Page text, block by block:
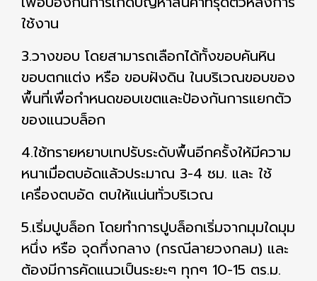
ใช้งาน
3.วางขอบ โดยสามารถเลือกได้ทั้งขอบคันหิน
ขอบตกแต่ง หรือ ขอบฝังดิน ในบริเวณขอบของ
พื้นที่เพื่อกำหนดขอบเขตและป้องกันการแยกตัว
ของแนวบล็อก
4.ใช้ทรายหยาบเทปรับระดับพื้นอีกครั้งให้มีความ
หนาเมื่อตบอัดแล้วประมาณ 3-4 ซม. และ ใช้
เครื่องตบอัด ตบให้แน่นทั่วบริเวณ
5.เริ่มปูบล็อก โดยทำการปูบล็อกเริ่มจากมุมใดมุม
หนึ่ง หรือ จุดกึ่งกลาง (กรณีลายวงกลม) และ
ต้องมีการคัดแนวเป็นระยะๆ ทุกๆ 10-15 ตร.ม.